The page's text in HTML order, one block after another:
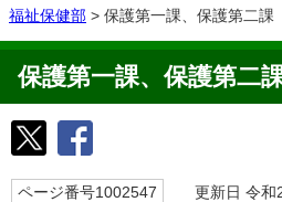
福祉保健部 > 保護第一課、保護第二課
保護第一課、保護第二
ページ番号1002547 更新日 令和